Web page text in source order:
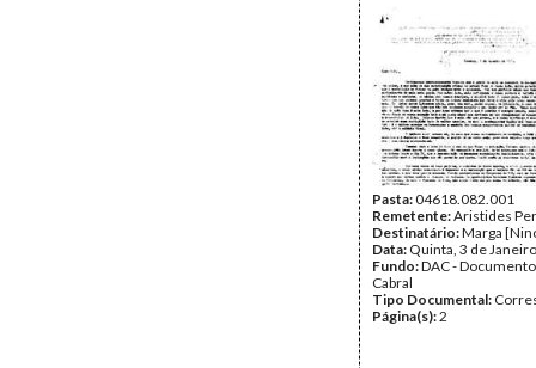
Pasta:04618.082.001
Remetente:Aristides
Destinatário:Marga
Data: Quinta, 3 de
Fundo:DAC -
Cabral
Tipo Documental:
Página(s):2